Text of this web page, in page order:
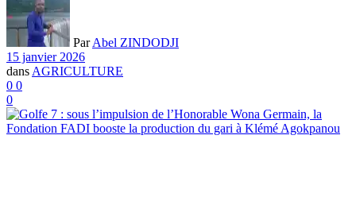
Par Abel ZINDODJI
15 janvier 2026
dans AGRICULTURE
0 0
0